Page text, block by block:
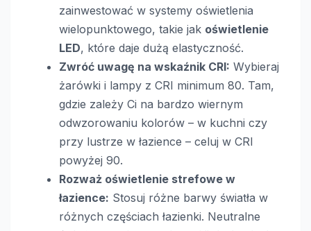
zainwestować w systemy oświetlenia
wielopunktowego, takie jak oświetlenie
LED, które daje dużą elastyczność.
Zwróć uwagę na wskaźnik CRI: Wybieraj
żarówki i lampy z CRI minimum 80. Tam,
gdzie zależy Ci na bardzo wiernym
odwzorowaniu kolorów – w kuchni czy
przy lustrze w łazience – celuj w CRI
powyżej 90.
Rozważ oświetlenie strefowe w
łazience: Stosuj różne barwy światła w
różnych częściach łazienki. Neutralne